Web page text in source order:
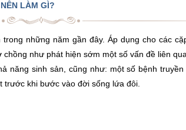
LÀM GÌ?
những năm gần đây. Áp dụng cho các
như phát hiện sớm một số vấn đề liên
năng sinh sản, cũng như: một số bệnh
trước khi bước vào đời sống lứa đôi.